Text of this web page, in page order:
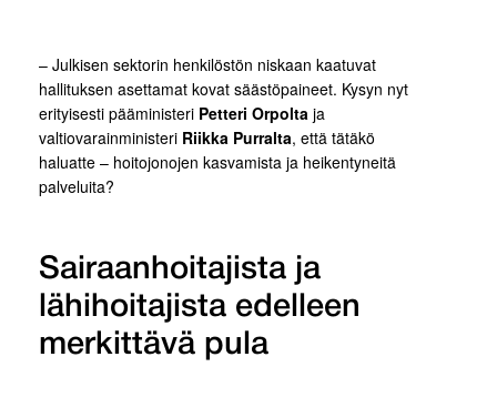
– Julkisen sektorin henkilöstön niskaan kaatuvat
hallituksen asettamat kovat säästöpaineet. Kysyn nyt
erityisesti pääministeri Petteri Orpolta ja
valtiovarainministeri Riikka Purralta, että tätäkö
haluatte – hoitojonojen kasvamista ja heikentyneitä
palveluita?
Sairaanhoitajista ja
lähihoitajista edelleen
merkittävä pula